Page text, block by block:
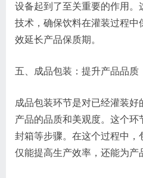
设备起到了至关重要的作用。
技术，确保饮料在灌装过程中
效延长产品保质期。
五、成品包装：提升产品品质
成品包装环节是对已经灌装
产品的品质和美观度。这个环
封箱等步骤。在这个过程中，
仅能提高生产效率，还能为产